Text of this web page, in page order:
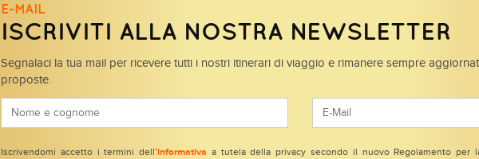
E-MAIL
ISCRIVITI ALLA NOSTRA NEWSLETTER
Segnalaci la tua mail per ricevere tutti i nostri itinerari di viaggio e rimanere sempre
proposte.
Iscrivendomi accetto i termini dell’informativa a tutela della privacy secondo il nuovo Regolamento per